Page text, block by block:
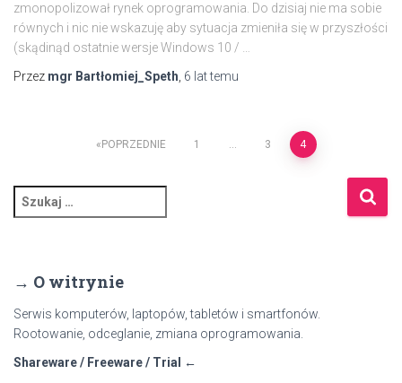
zmonopolizował rynek oprogramowania. Do dzisiaj nie ma sobie
równych i nic nie wskazuję aby sytuacja zmieniła się w przyszłości
(skądinąd ostatnie wersje Windows 10 / …
Przez mgr Bartłomiej_Speth 6 lattemu
Stronicowanie
wpisów
POPRZEDNIE 1 … 3 4
z
:
→ O witrynie
Serwis komputerów, laptopów, tabletów i smartfonów.
Rootowanie, odceglanie, zmiana oprogramowania.
Shareware / Freeware / Trial ←